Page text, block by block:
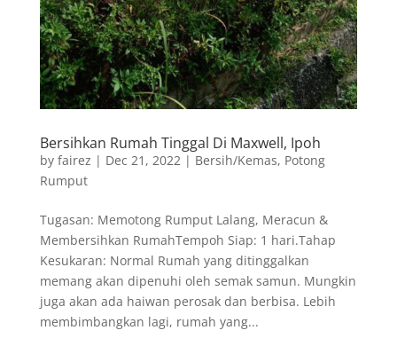
Bersihkan Rumah Tinggal Di Maxwell, Ipoh
by fairez | Dec 21, 2022| Bersih/Kemas, Potong
Rumput
Tugasan: Memotong Rumput Lalang, Meracun &
Membersihkan RumahTempoh Siap: 1 hari.Tahap
Kesukaran: Normal Rumah yang ditinggalkan
memang akan dipenuhi oleh semak samun. Mungkin
juga akan ada haiwan perosak dan berbisa. Lebih
membimbangkan lagi, rumah yang...